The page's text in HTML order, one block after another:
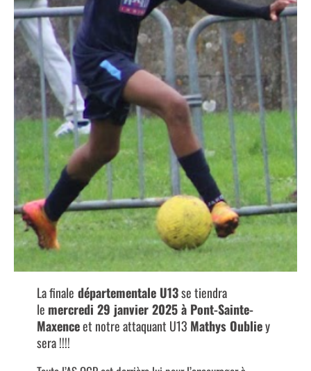
La finale départementale U13se tiendra
le mercredi 29 janvier 2025 à Pont-Sainte-
Maxenceet notre attaquant U13 Mathys Oubliey
sera !!!!